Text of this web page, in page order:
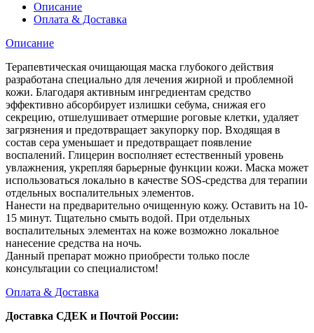
Описание
Оплата & Доставка
Описание
Терапевтическая очищающая маска глубокого действия
разработана специально для лечения жирной и проблемной
кожи. Благодаря активным ингредиентам средство
эффективно абсорбирует излишки себума, снижая его
секрецию, отшелушивает отмершие роговые клетки, удаляет
загрязнения и предотвращает закупорку пор. Входящая в
состав сера уменьшает и предотвращает появление
воспалений. Глицерин восполняет естественный уровень
увлажнения, укрепляя барьерные функции кожи. Маска может
использоваться локально в качестве SOS-средства для терапии
отдельных воспалительных элементов.
Нанести на предварительно очищенную кожу. Оставить на 10-
15 минут. Тщательно смыть водой. При отдельных
воспалительных элементах на коже возможно локальное
нанесение средства на ночь.
Данный препарат можно приобрести только после
консультации со специалистом!
Оплата & Доставка
Доставка СДЕК и Почтой России: